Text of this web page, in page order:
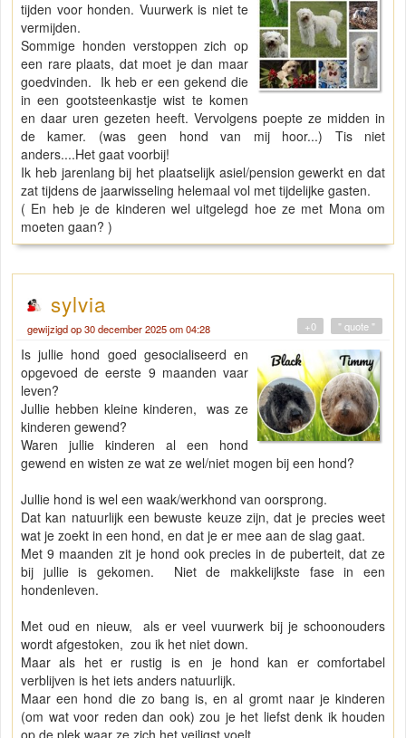
tijden voor honden. Vuurwerk is niet te
vermijden.
Sommige honden verstoppen zich op
een rare plaats, dat moet je dan maar
goedvinden. Ik heb er een gekend die
in een gootsteenkastje wist te komen
en daar uren gezeten heeft. Vervolgens poepte ze midden in
de kamer. (was geen hond van mij hoor...) Tis niet
anders....Het gaat voorbij!
Ik heb jarenlang bij het plaatselijk asiel/pension gewerkt en dat
zat tijdens de jaarwisseling helemaal vol met tijdelijke gasten.
( En heb je de kinderen wel uitgelegd hoe ze met Mona om
moeten gaan? )
sylvia
gewijzigd op 30 december 2025 om 04:28 " quote "
+0
Is jullie hond goed gesocialiseerd en
opgevoed de eerste 9 maanden vaar
leven?
Jullie hebben kleine kinderen, was ze
kinderen gewend?
Waren jullie kinderen al een hond
gewend en wisten ze wat ze wel/niet mogen bij een hond?
Jullie hond is wel een waak/werkhond van oorsprong.
Dat kan natuurlijk een bewuste keuze zijn, dat je precies weet
wat je zoekt in een hond, en dat je er mee aan de slag gaat.
Met 9 maanden zit je hond ook precies in de puberteit, dat ze
bij jullie is gekomen. Niet de makkelijkste fase in een
hondenleven.
Met oud en nieuw, als er veel vuurwerk bij je schoonouders
wordt afgestoken, zou ik het niet down.
Maar als het er rustig is en je hond kan er comfortabel
verblijven is het iets anders natuurlijk.
Maar een hond die zo bang is, en al gromt naar je kinderen
(om wat voor reden dan ook) zou je het liefst denk ik houden